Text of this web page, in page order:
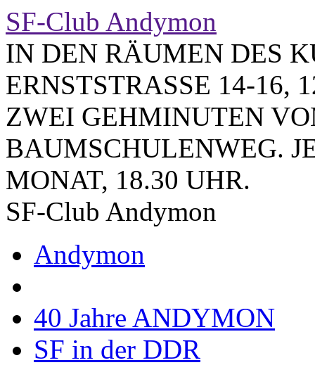
SF-Club Andymon
IN DEN RÄUMEN DES
ERNSTSTRASSE 14-16,
ZWEI GEHMINUTEN
BAUMSCHULENWEG.
MONAT, 18.30 UHR.
SF-Club Andymon
Andymon
40 Jahre ANDYMON
SF in der DDR